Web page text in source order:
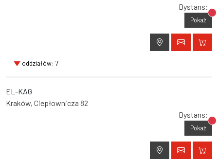
Dystans:
Pokaż
oddziałów: 7
EL-KAG
Kraków, Ciepłownicza 82
Dystans:
Pokaż